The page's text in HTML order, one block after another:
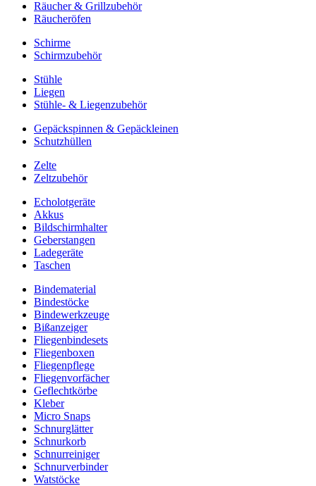
Räucher & Grillzubehör
Räucheröfen
Schirme
Schirmzubehör
Stühle
Liegen
Stühle- & Liegenzubehör
Gepäckspinnen & Gepäckleinen
Schutzhüllen
Zelte
Zeltzubehör
Echolotgeräte
Akkus
Bildschirmhalter
Geberstangen
Ladegeräte
Taschen
Bindematerial
Bindestöcke
Bindewerkzeuge
Bißanzeiger
Fliegenbindesets
Fliegenboxen
Fliegenpflege
Fliegenvorfächer
Geflechtkörbe
Kleber
Micro Snaps
Schnurglätter
Schnurkorb
Schnurreiniger
Schnurverbinder
Watstöcke